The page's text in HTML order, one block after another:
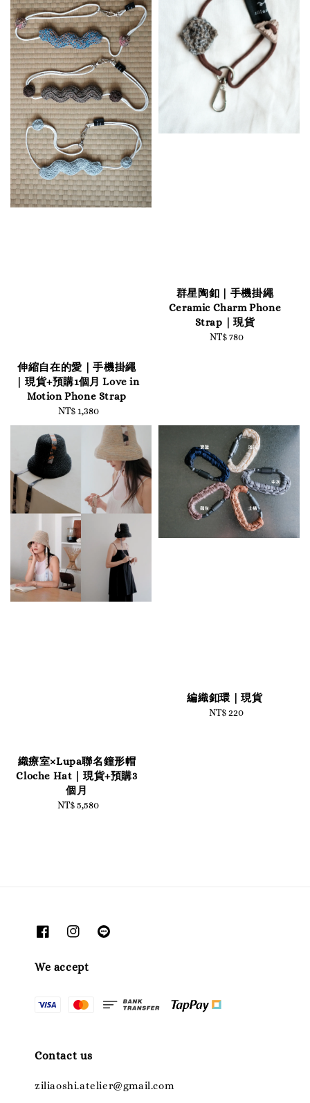
伸縮自在的愛｜手機掛繩
｜現貨+預購1個月 Love in
Motion Phone Strap
Regular
price
NT$ 1,380
群星陶釦｜手機掛繩
Ceramic Charm Phone
Strap｜現貨
Regular
NT$ 780
織療室×Lupa聯名鐘形帽
Cloche Hat｜現貨+預購3
個月
Regular
NT$ 5,580
編織釦環｜現貨
Regular
NT$ 220
We accept
Contact us
ziliaoshi.atelier@gmail.com